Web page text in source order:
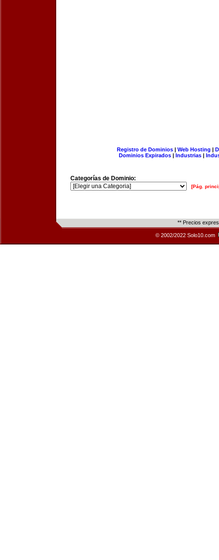
Registro de Dominios| Web Hosting |
Dominios Expirados | Industrias |
Categorías de Dominio:
[Pág.
** Precios
© 2002/2022 Solo10.com